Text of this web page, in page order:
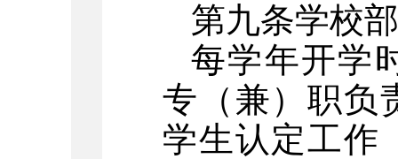
第九条学校
每学年开学
专（兼）职负
学生认定工作